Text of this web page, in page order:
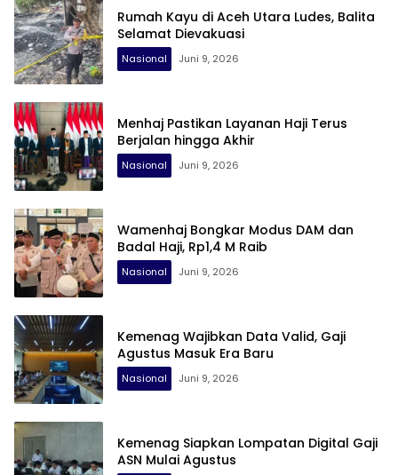
Rumah Kayu di Aceh Utara Ludes, Balita
Selamat Dievakuasi
Nasional Juni 9, 2026
Menhaj Pastikan Layanan Haji Terus
Berjalan hingga Akhir
Nasional Juni 9, 2026
Wamenhaj Bongkar Modus DAM dan
Badal Haji, Rp1,4 M Raib
Nasional Juni 9, 2026
Kemenag Wajibkan Data Valid, Gaji
Agustus Masuk Era Baru
Nasional Juni 9, 2026
Kemenag Siapkan Lompatan Digital Gaji
ASN Mulai Agustus